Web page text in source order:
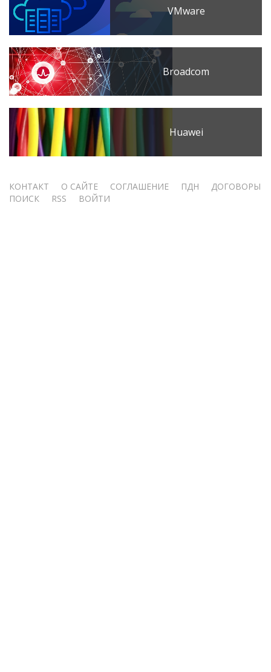
VMware
Broadcom
Huawei
Меню
КОНТАКТ О САЙТЕ СОГЛАШЕНИЕ ПДН
ДОГОВОРЫ
ПОИСК
RSS ВОЙТИ